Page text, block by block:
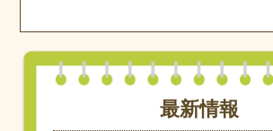
最新情報